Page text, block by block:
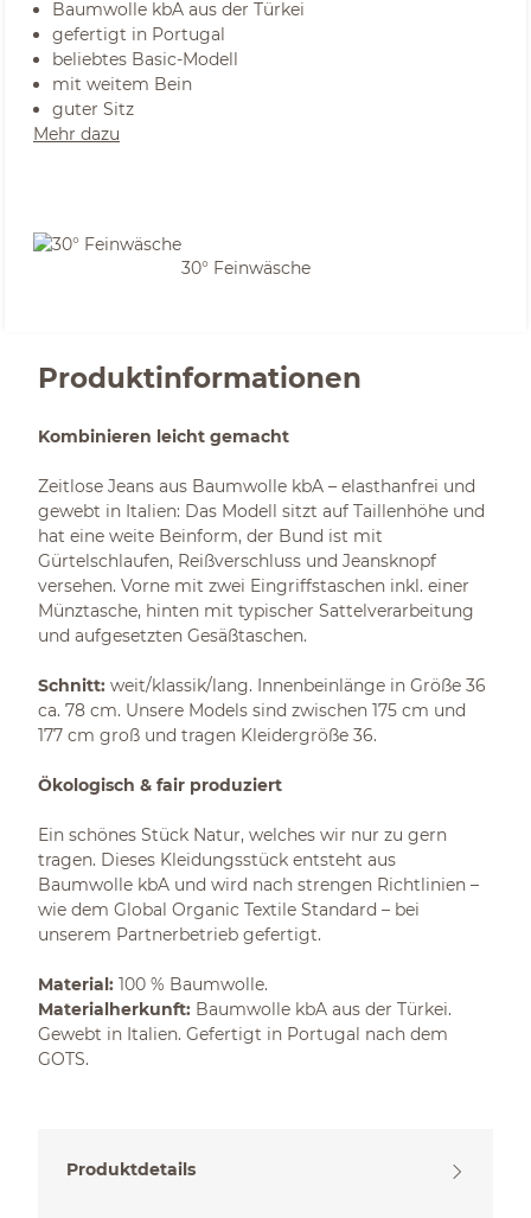
Baumwolle kbA aus der Türkei
gefertigt in Portugal
beliebtes Basic-Modell
mit weitem Bein
guter Sitz
Mehr dazu
30° Feinwäsche
Produktinformationen
Kombinieren leicht gemacht
Zeitlose Jeans aus Baumwolle kbA – elasthanfrei und
gewebt in Italien: Das Modell sitzt auf Taillenhöhe und
hat eine weite Beinform, der Bund ist mit
Gürtelschlaufen, Reißverschluss und Jeansknopf
versehen. Vorne mit zwei Eingriffstaschen inkl. einer
Münztasche, hinten mit typischer Sattelverarbeitung
und aufgesetzten Gesäßtaschen.
Schnitt: weit/klassik/lang. Innenbeinlänge in Größe 36
ca. 78 cm. Unsere Models sind zwischen 175 cm und
177 cm groß und tragen Kleidergröße 36.
Ökologisch & fair produziert
Ein schönes Stück Natur, welches wir nur zu gern
tragen. Dieses Kleidungsstück entsteht aus
Baumwolle kbA und wird nach strengen Richtlinien –
wie dem Global Organic Textile Standard – bei
unserem Partnerbetrieb gefertigt.
Material: 100 % Baumwolle.
Materialherkunft: Baumwolle kbA aus der Türkei.
Gewebt in Italien. Gefertigt in Portugal nach dem
GOTS.
Produktdetails